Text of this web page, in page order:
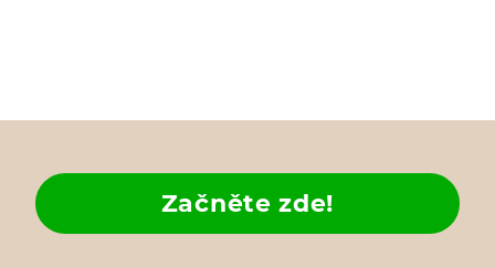
Začněte zde!